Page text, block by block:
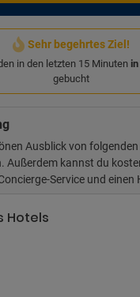
Sehr begehrtes Ziel!
in den letzten 15 Minutenin
gebucht
Ausblick von
Außerdem kannst du
Service und einen
und eine
Hotels